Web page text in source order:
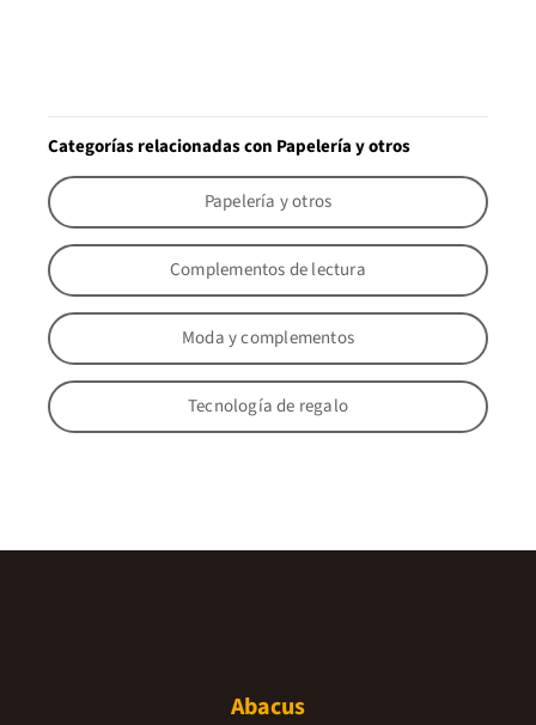
Categorías relacionadas con Papelería y otros
Papelería y otros
Complementos de lectura
Moda y complementos
Tecnología de regalo
Abacus